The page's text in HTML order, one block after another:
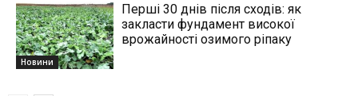
Новини
Перші 30 днів після сходів: як
закласти фундамент високої
врожайності озимого ріпаку